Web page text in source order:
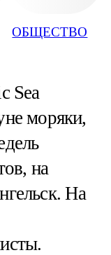
ОБЩЕСТВО
Sea
моряки,
на
На